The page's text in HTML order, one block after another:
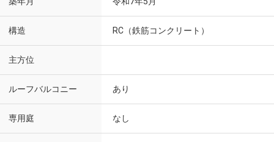
構造 RC（鉄筋コンクリート）
主方位
ルーフバルコニー あり
専用庭 なし